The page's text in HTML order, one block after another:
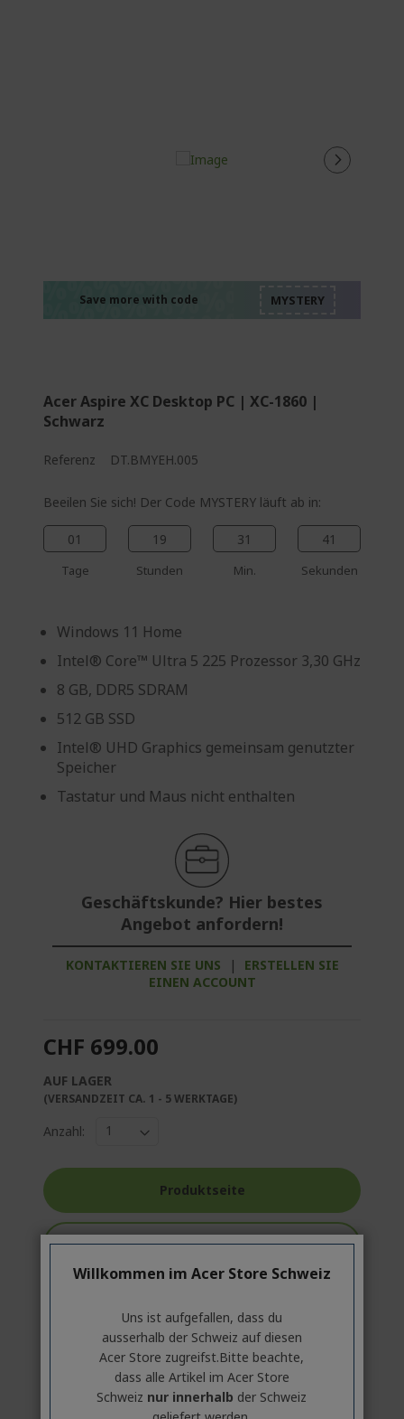
Save more with code
Acer Aspire XC Desktop PC | XC-1860 |
Schwarz
Referenz DT.BMYEH.005
Beeilen Sie sich! Der Code MYSTERY läuft ab in:
01
Tage
19
Stunden
31
Min.
40
Sekunden
Windows 11 Home
Intel® Core™ Ultra 5 225 Prozessor 3,30 GHz
8 GB, DDR5 SDRAM
512 GB SSD
Intel® UHD Graphics gemeinsam genutzter
Speicher
Tastatur und Maus nicht enthalten
Geschäftskunde? Hier bestes
Angebot anfordern!
KONTAKTIEREN SIE UNS |
ERSTELLEN SIE
EINEN ACCOUNT
CHF 699.00
AUF LAGER
(VERSANDZEIT CA. 1 - 5 WERKTAGE)
Anzahl:
Produktseite
In den Warenkorb
Willkommen im Acer Store Schweiz
Uns ist aufgefallen, dass du
ausserhalb ​der Schweiz auf diesen
Acer Store zugreifst.​Bitte beachte,
dass alle Artikel im Acer Store
Schweiz nur innerhalb der Schweiz